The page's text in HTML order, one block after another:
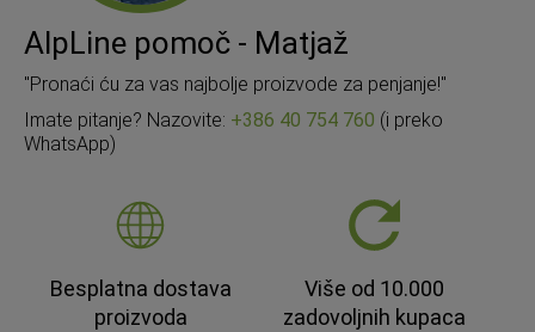
AlpLine pomoč - Matjaž
"Pronaći ću za vas najbolje proizvode za penjanje!"
Imate pitanje? Nazovite: +386 40 754 760 (i preko
WhatsApp)
Besplatna dostava
proizvoda
Više od 10.000
zadovoljnih kupaca